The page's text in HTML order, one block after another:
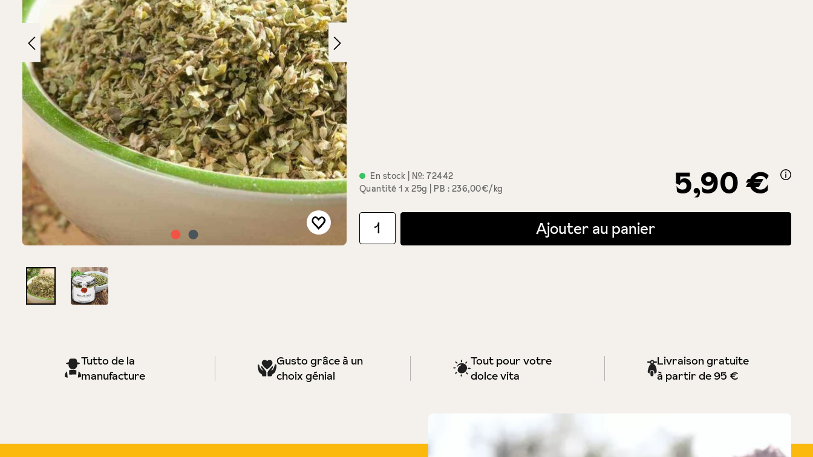
En stock | №: 72442
Quantité 1 x 25g PB : 236,00€/kg 5,90 €
Quantité de produit : Entrez la quantité souhaitée ou utilisez les boutons pour augmenter ou diminuer la quantité.
Ajouter au panier
Tutto de la
manufacture
Gusto grâce à un
choix génial
Tout pour votre
dolce vita
Livraison gratuite
à partir de 95 €